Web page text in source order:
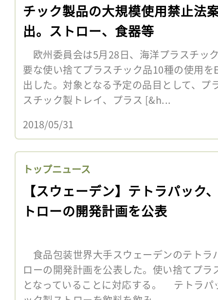
チック製品の大規模使用禁止法
出。ストロー、食器等
欧州委員会は5月28日、海洋プラスチッ
要な使い捨てプラスチック品10種の使用
出した。対象となる予定の品目として、プ
スチック製トレイ、プラス [&h...
2018/05/31
トップニュース
【スウェーデン】テトラパック
トローの開発計画を公表
食品包装世界大手スウェーデンのテトラ
ローの開発計画を公表した。使い捨てプ
となっていることに対応する。 テトラパ